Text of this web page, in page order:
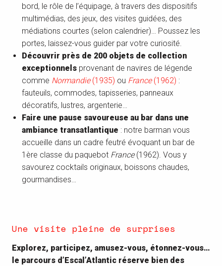
bord, le rôle de l’équipage, à travers des dispositifs
multimédias, des jeux, des visites guidées, des
médiations courtes (selon calendrier)… Poussez les
portes, laissez-vous guider par votre curiosité.
Découvrir près de 200 objets de collection
exceptionnels provenant de navires de légende
comme Normandie (1935) ou France(1962) :
fauteuils, commodes, tapisseries, panneaux
décoratifs, lustres, argenterie…
Faire une pause savoureuse au bar dans une
ambiance transatlantique : notre barman vous
accueille dans un cadre feutré évoquant un bar de
1ère classe du paquebot France(1962). Vous y
savourez cocktails originaux, boissons chaudes,
gourmandises…
Une visite pleine de surprises
Explorez, participez, amusez-vous, étonnez-vous…
le parcours d’Escal’Atlantic réserve bien des